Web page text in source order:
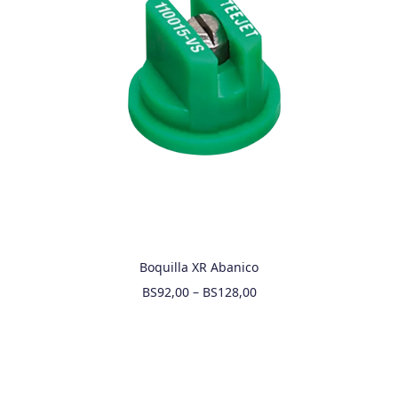
Boquilla XR Abanico
BS92,00– BS128,00